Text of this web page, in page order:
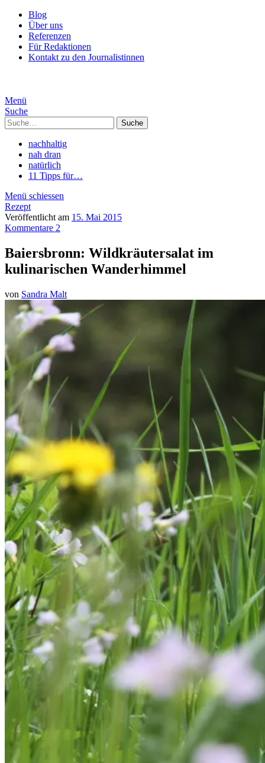
Blog
Über uns
Referenzen
Für Redaktionen
Kontakt zu den Journalistinnen
Menü
Suche
Suche
nachhaltig
nah dran
natürlich
11 Tipps für…
Menü schiessen
Rezept
Veröffentlicht am 15. Mai 2015
Kommentare 2
Baiersbronn: Wildkräutersalat im
kulinarischen Wanderhimmel
von Sandra Malt